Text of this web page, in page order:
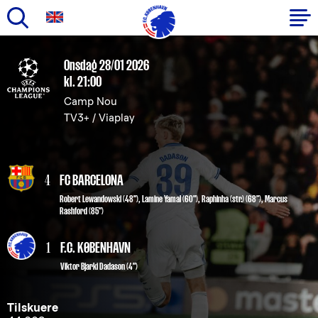
hovedindhold
Primær
navigation
Onsdag 28/01 2026
kl. 21:00
Camp Nou
TV3+ / Viaplay
4 FC BARCELONA
Robert Lewandowski (48"),Lamine Yamal (60"),Raphinha (str.) (68"),Marcus
Rashford (85")
1 F.C. KØBENHAVN
Viktor Bjarki Dadason(4")
Tilskuere